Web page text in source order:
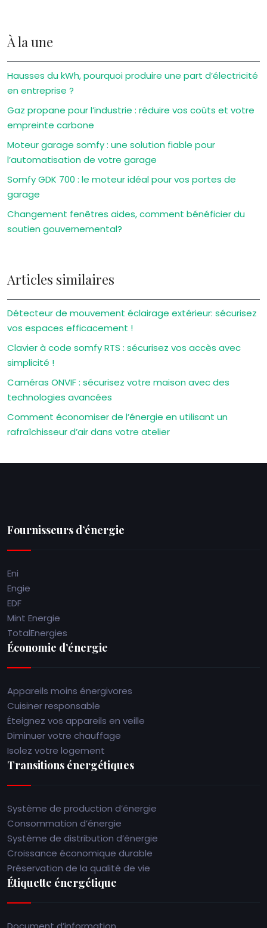
À la une
Hausses du kWh, pourquoi produire une part d’électricité
en entreprise ?
Gaz propane pour l’industrie : réduire vos coûts et votre
empreinte carbone
Moteur garage somfy : une solution fiable pour
l’automatisation de votre garage
Somfy GDK 700 : le moteur idéal pour vos portes de
garage
Changement fenêtres aides, comment bénéficier du
soutien gouvernemental?
Articles similaires
Détecteur de mouvement éclairage extérieur: sécurisez
vos espaces efficacement !
Clavier à code somfy RTS : sécurisez vos accès avec
simplicité !
Caméras ONVIF : sécurisez votre maison avec des
technologies avancées
Comment économiser de l’énergie en utilisant un
rafraîchisseur d’air dans votre atelier
Fournisseurs d’énergie
Eni
Engie
EDF
Mint Energie
TotalEnergies
Économie d’énergie
Appareils moins énergivores
Cuisiner responsable
Éteignez vos appareils en veille
Diminuer votre chauffage
Isolez votre logement
Transitions énergétiques
Système de production d’énergie
Consommation d’énergie
Système de distribution d’énergie
Croissance économique durable
Préservation de la qualité de vie
Étiquette énergétique